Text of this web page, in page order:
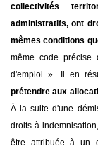
collectivités
administratifs, ont
mêmes conditions
même code précise
d'emploi ». Il en
prétendre aux
À la suite d'une
droits à
être attribuée à un